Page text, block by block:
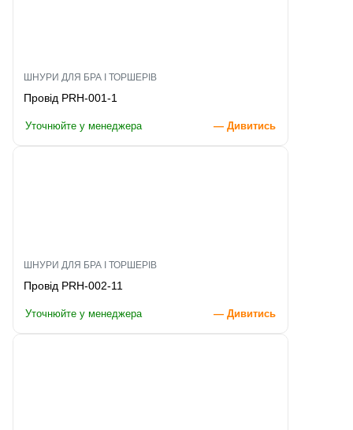
ШНУРИ ДЛЯ БРА І ТОРШЕРІВ
Провід PRH-001-1
Уточнюйте у менеджера — Дивитись
ШНУРИ ДЛЯ БРА І ТОРШЕРІВ
Провід PRH-002-11
Уточнюйте у менеджера — Дивитись